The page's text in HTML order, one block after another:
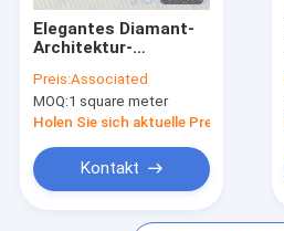
Qualitätskontrolle
Nachrichten
Alle Fälle
Elegantes Diamant-
Architektur-
feuerfest
Preis:Associated
MOQ:1 square meter
Holen Sie sich aktuelle Preis
Kontakt